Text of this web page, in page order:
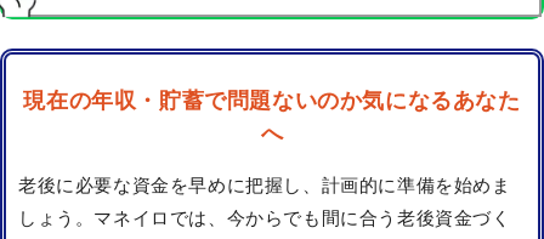
現在の年収・貯蓄で問題ないのか気になるあなた
へ
老後に必要な資金を早めに把握し、計画的に準備を始めま
しょう。マネイロでは、今からでも間に合う老後資金づく